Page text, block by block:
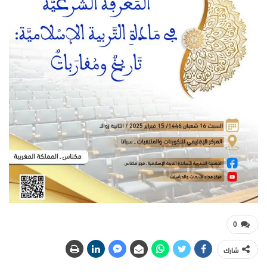
0
شارك